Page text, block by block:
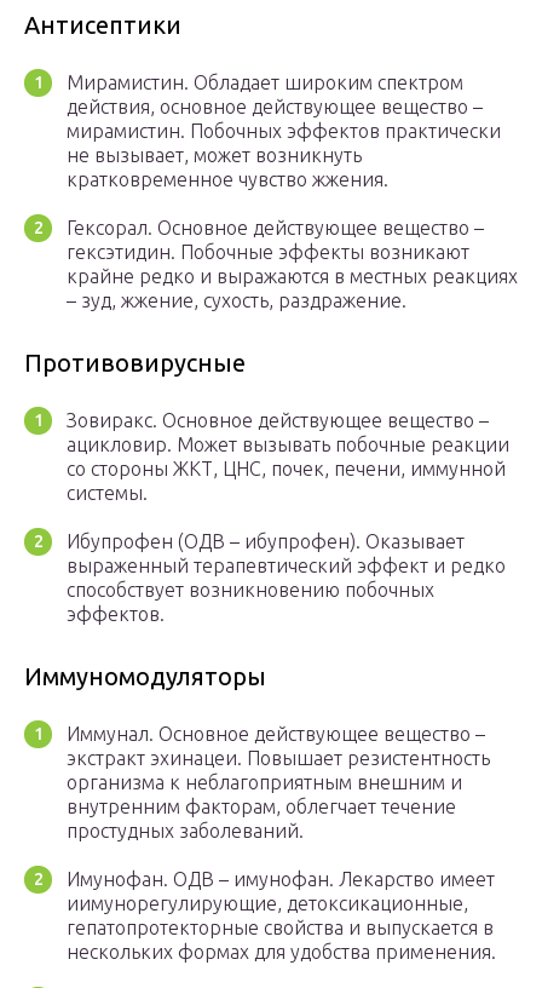
Антисептики
Мирамистин. Обладает широким спектром
действия, основное действующее вещество –
мирамистин. Побочных эффектов практически
не вызывает, может возникнуть
кратковременное чувство жжения.
Гексорал. Основное действующее вещество –
гексэтидин. Побочные эффекты возникают
крайне редко и выражаются в местных реакциях
– зуд, жжение, сухость, раздражение.
Противовирусные
Зовиракс. Основное действующее вещество –
ацикловир. Может вызывать побочные реакции
со стороны ЖКТ, ЦНС, почек, печени, иммунной
системы.
Ибупрофен (ОДВ – ибупрофен). Оказывает
выраженный терапевтический эффект и редко
способствует возникновению побочных
эффектов.
Иммуномодуляторы
Иммунал. Основное действующее вещество –
экстракт эхинацеи. Повышает резистентность
организма к неблагоприятным внешним и
внутренним факторам, облегчает течение
простудных заболеваний.
Имунофан. ОДВ – имунофан. Лекарство имеет
иимунорегулирующие, детоксикационные,
гепатопротекторные свойства и выпускается в
нескольких формах для удобства применения.